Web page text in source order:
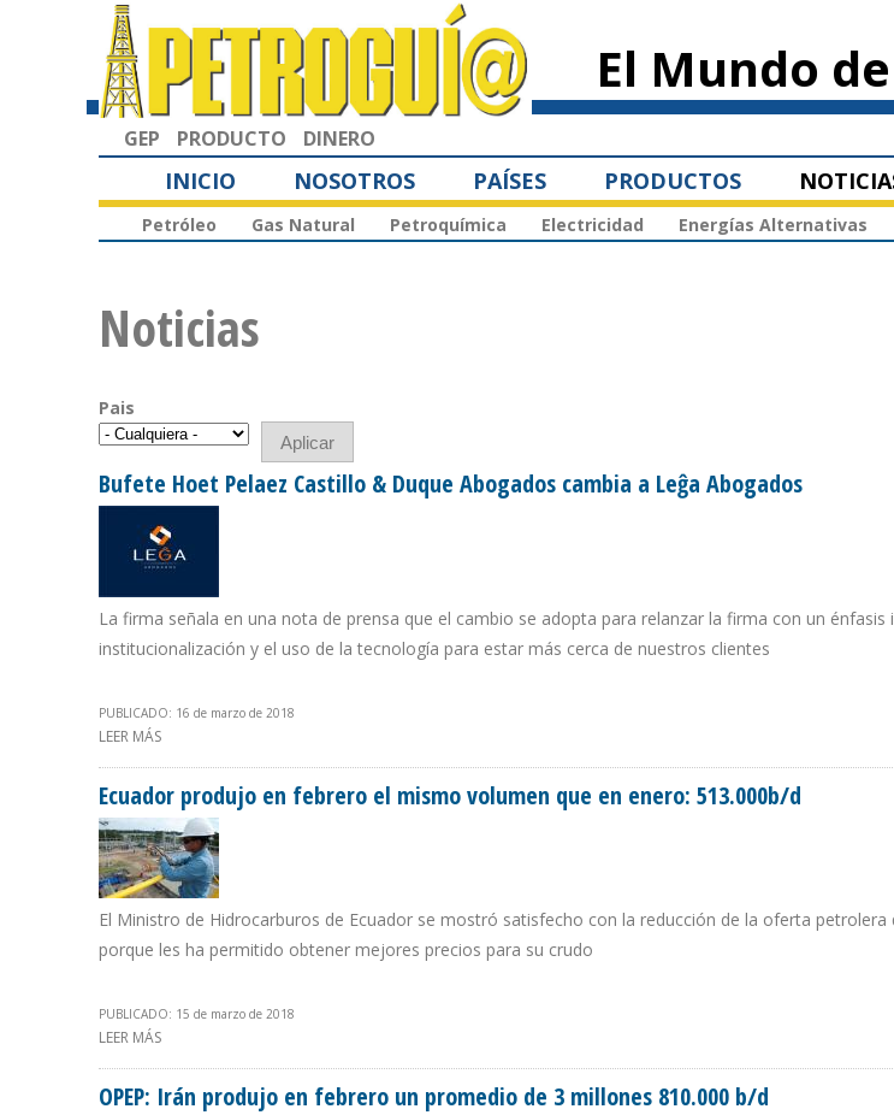
principal
El Mundo
GEP PRODUCTO DINERO
INICIO NOSOTROS PAÍSES PRODUCTOS
Petróleo Gas Natural Petroquímica Electricidad Energías Alternativas
Noticias
Pais
Bufete Hoet Pelaez Castillo & Duque Abogados cambia a Leĝa Abogados
La firma señala en una nota de prensa que el cambio se adopta para relanzar la firma con un énfasis
institucionalización y el uso de la tecnología para estar más cerca de nuestros clientes
PUBLICADO: 16 de marzo de 2018
LEER MÁS
Ecuador produjo en febrero el mismo volumen que en enero: 513.000b/d
El Ministro de Hidrocarburos de Ecuador se mostró satisfecho con la reducción de la oferta petrolera
porque les ha permitido obtener mejores precios para su crudo
PUBLICADO: 15 de marzo de 2018
LEER MÁS
OPEP: Irán produjo en febrero un promedio de 3 millones 810.000 b/d